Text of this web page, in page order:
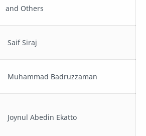
and Others
Saif Siraj
Muhammad Badruzzaman
Joynul Abedin Ekatto